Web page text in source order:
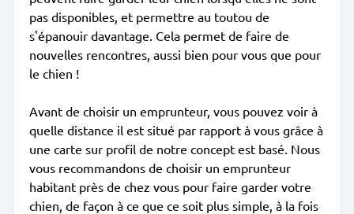
pas disponibles, et permettre au toutou de
s'épanouir davantage. Cela permet de faire de
nouvelles rencontres, aussi bien pour vous que pour
le chien !
Avant de choisir un emprunteur, vous pouvez voir à
quelle distance il est situé par rapport à vous grâce à
une carte sur profil de notre concept est basé. Nous
vous recommandons de choisir un emprunteur
habitant près de chez vous pour faire garder votre
chien, de façon à ce que ce soit plus simple, à la fois